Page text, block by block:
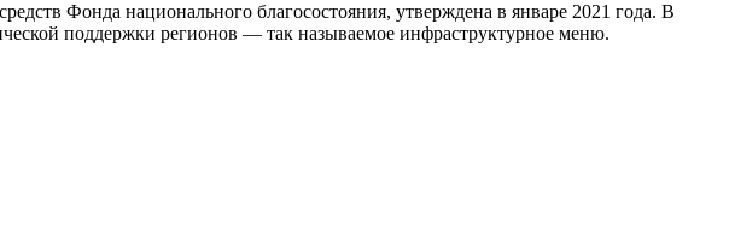
Фонда национального благосостояния, утверждена в январе 2021 года. В
поддержки регионов — так называемое инфраструктурное меню.